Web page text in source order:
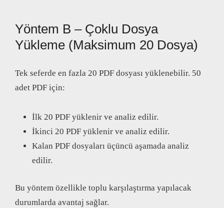
Yöntem B – Çoklu Dosya
Yükleme (Maksimum 20 Dosya)
Tek seferde en fazla 20 PDF dosyası yüklenebilir. 50
adet PDF için:
İlk 20 PDF yüklenir ve analiz edilir.
İkinci 20 PDF yüklenir ve analiz edilir.
Kalan PDF dosyaları üçüncü aşamada analiz
edilir.
Bu yöntem özellikle toplu karşılaştırma yapılacak
durumlarda avantaj sağlar.